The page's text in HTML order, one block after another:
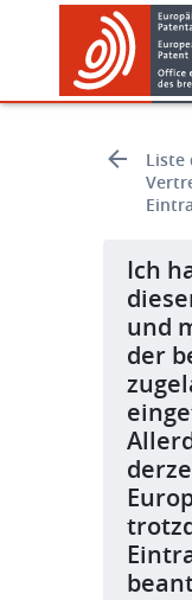
content
Liste
Ich
und
der